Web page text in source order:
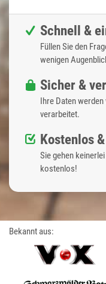
Schnell &
Füllen Sie den
wenigen
Sicher &
Ihre Daten
verarbeitet.
Kostenlos
Sie gehen
kostenlos!
Bekannt aus: